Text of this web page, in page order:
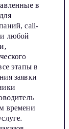
в
call-
и любой
этапы в
заявки
времени